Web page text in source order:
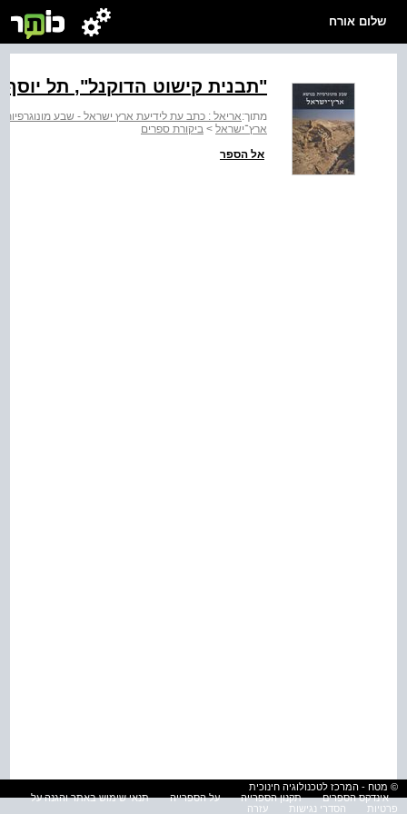
שלום אורח
"תבנית קישוט ‭,"לנקודה‬ תל יוסף. מתוך הספר "גנים ונוף בקיבוץ"
מתוך:אריאל : כתב עת לידיעת ארץ ישראל - שבע
ארץ־ישראל > ביקורת ספרים
אל הספר
© מטח - המרכז לטכנולוגיה חינוכית
אינדקס הספרים
תקנון הספרייה על הספרייה
תנאי שימוש באתר והגנה על
פרטיות
הסדרי נגישות עזרה